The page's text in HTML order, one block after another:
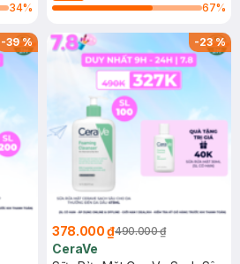
34%
67%
-39% -23%
378.000 ₫490.000 ₫
CeraVe